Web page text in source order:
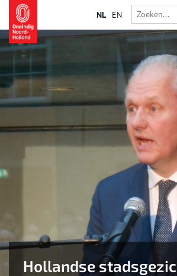
NL EN
Hollandse